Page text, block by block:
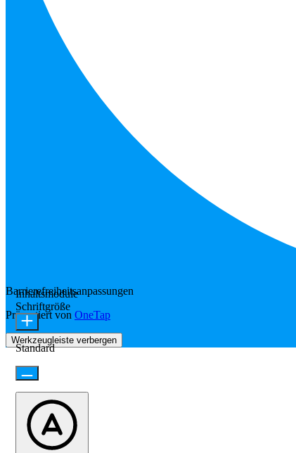
Barrierefreiheitsanpassungen
Präsentiert von OneTap
Werkzeugleiste verbergen
Inhaltsmodule
Schriftgröße
Standard